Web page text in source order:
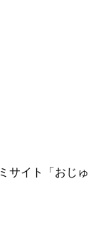
サイト「おじゅ